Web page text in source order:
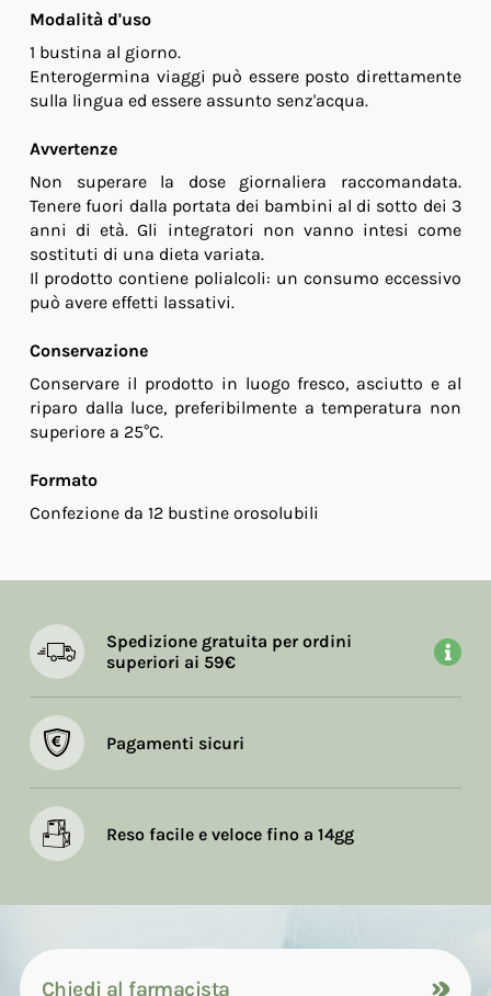
Modalità d'uso
1 bustina al giorno.
Enterogermina viaggi può essere posto direttamente
sulla lingua ed essere assunto senz'acqua.
Avvertenze
Non superare la dose giornaliera raccomandata.
Tenere fuori dalla portata dei bambini al di sotto dei 3
anni di età. Gli integratori non vanno intesi come
sostituti di una dieta variata.
Il prodotto contiene polialcoli: un consumo eccessivo
può avere effetti lassativi.
Conservazione
Conservare il prodotto in luogo fresco, asciutto e al
riparo dalla luce, preferibilmente a temperatura non
superiore a 25°C.
Formato
Confezione da 12 bustine orosolubili
Spedizione gratuita per ordini
superiori ai 59€
Pagamenti sicuri
Reso facile e veloce fino a 14gg
Chiedi al farmacista